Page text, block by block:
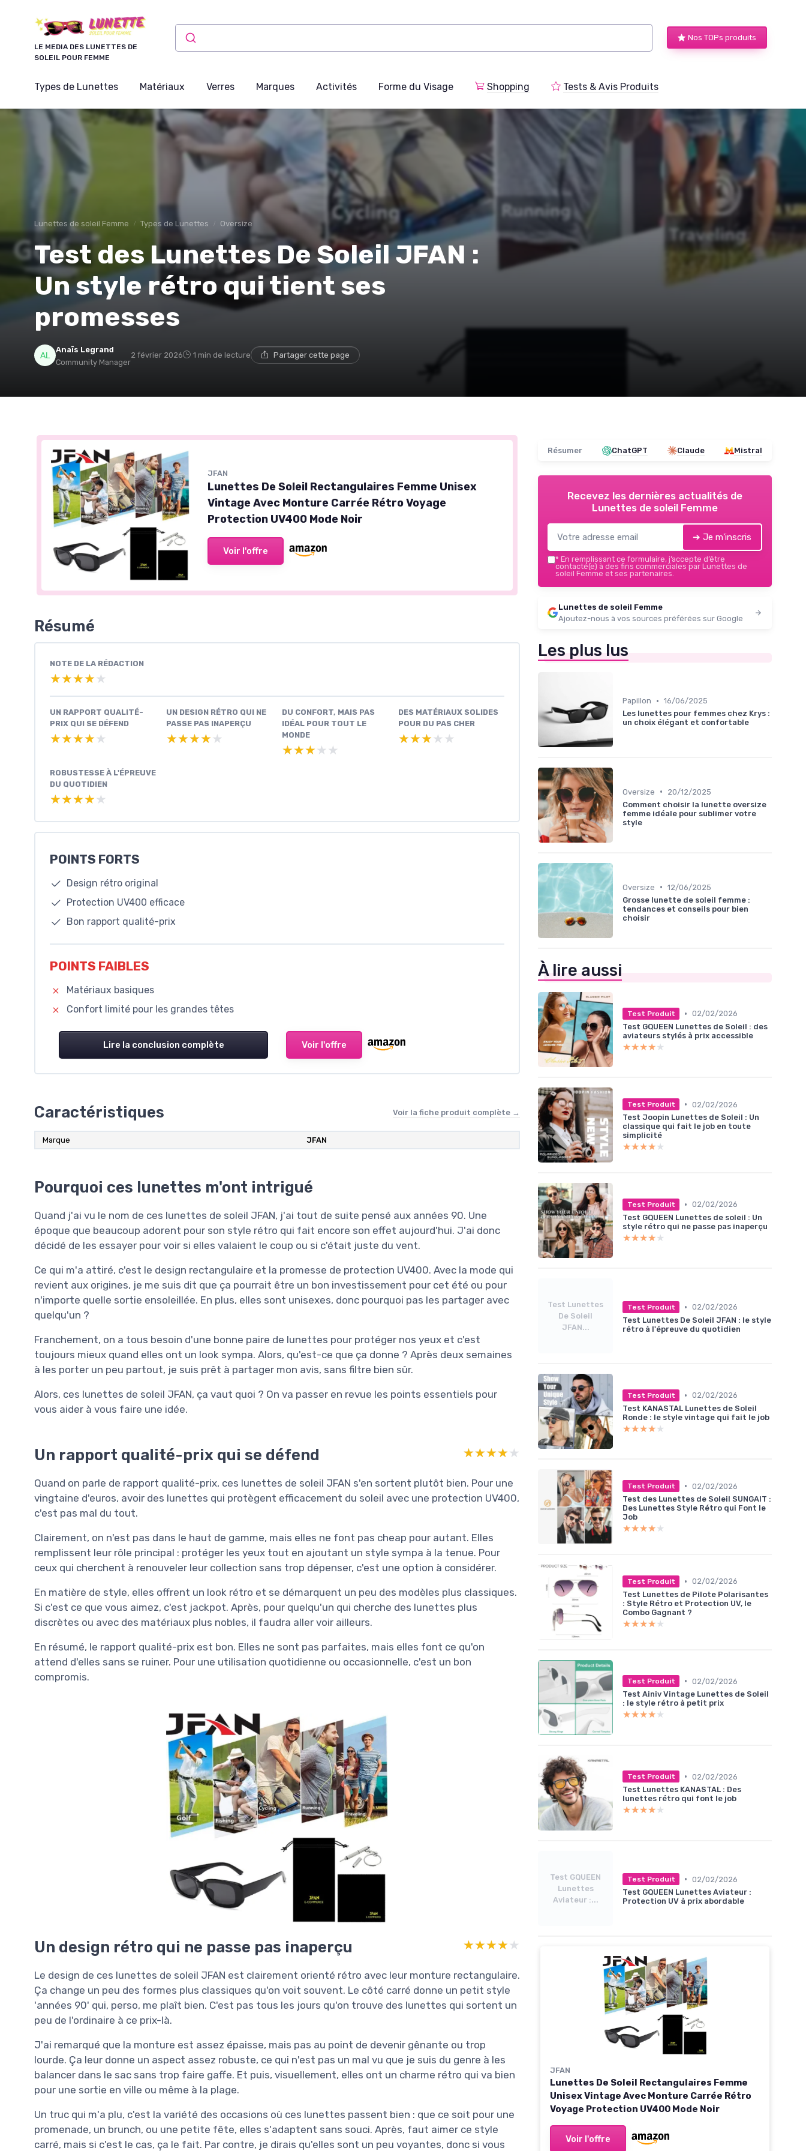
LE MEDIA DES LUNETTES DE
SOLEIL POUR FEMME
Nos TOPs produits
Types de Lunettes Matériaux Verres Marques Activités Forme du Visage Shopping Tests & Avis Produits
Lunettes de soleil Femme Types de Lunettes Oversize
Test des Lunettes De Soleil JFAN :
Un style rétro qui tient ses
promesses
Anaïs Legrand
Community Manager
2 février 2026 1 min de lecture Partager cette page
JFAN
Lunettes De Soleil Rectangulaires Femme Unisex
Vintage Avec Monture Carrée Rétro Voyage
Protection UV400 Mode Noir
Voir l'offre
Résumé
NOTE DE LA RÉDACTION
★★★★★
★★★★★
UN RAPPORT QUALITÉ-
PRIX QUI SE DÉFEND
★★★★★
★★★★★
UN DESIGN RÉTRO QUI NE
PASSE PAS INAPERÇU
★★★★★
★★★★★
DU CONFORT, MAIS PAS
IDÉAL POUR TOUT LE
MONDE
★★★★★
★★★★★
DES MATÉRIAUX SOLIDES
POUR DU PAS CHER
★★★★★
★★★★★
ROBUSTESSE À L'ÉPREUVE
DU QUOTIDIEN
★★★★★
★★★★★
POINTS FORTS
Design rétro original
Protection UV400 efficace
Bon rapport qualité-prix
POINTS FAIBLES
Matériaux basiques
Confort limité pour les grandes têtes
Lire la conclusion complète Voir l'offre
Caractéristiques Voir la fiche produit complète →
Marque JFAN
Pourquoi ces lunettes m'ont intrigué
Quand j'ai vu le nom de ces lunettes de soleil JFAN, j'ai tout de suite pensé aux années 90. Une
époque que beaucoup adorent pour son style rétro qui fait encore son effet aujourd'hui. J'ai donc
décidé de les essayer pour voir si elles valaient le coup ou si c'était juste du vent.
Ce qui m'a attiré, c'est le design rectangulaire et la promesse de protection UV400. Avec la mode qui
revient aux origines, je me suis dit que ça pourrait être un bon investissement pour cet été ou pour
n'importe quelle sortie ensoleillée. En plus, elles sont unisexes, donc pourquoi pas les partager avec
quelqu'un ?
Franchement, on a tous besoin d'une bonne paire de lunettes pour protéger nos yeux et c'est
toujours mieux quand elles ont un look sympa. Alors, qu'est-ce que ça donne ? Après deux semaines
à les porter un peu partout, je suis prêt à partager mon avis, sans filtre bien sûr.
Alors, ces lunettes de soleil JFAN, ça vaut quoi ? On va passer en revue les points essentiels pour
vous aider à vous faire une idée.
Un rapport qualité-prix qui se défend ★★★★★
★★★★★
Quand on parle de rapport qualité-prix, ces lunettes de soleil JFAN s'en sortent plutôt bien. Pour une
vingtaine d'euros, avoir des lunettes qui protègent efficacement du soleil avec une protection UV400,
c'est pas mal du tout.
Clairement, on n'est pas dans le haut de gamme, mais elles ne font pas cheap pour autant. Elles
remplissent leur rôle principal : protéger les yeux tout en ajoutant un style sympa à la tenue. Pour
ceux qui cherchent à renouveler leur collection sans trop dépenser, c'est une option à considérer.
En matière de style, elles offrent un look rétro et se démarquent un peu des modèles plus classiques.
Si c'est ce que vous aimez, c'est jackpot. Après, pour quelqu'un qui cherche des lunettes plus
discrètes ou avec des matériaux plus nobles, il faudra aller voir ailleurs.
En résumé, le rapport qualité-prix est bon. Elles ne sont pas parfaites, mais elles font ce qu'on
attend d'elles sans se ruiner. Pour une utilisation quotidienne ou occasionnelle, c'est un bon
compromis.
Un design rétro qui ne passe pas inaperçu ★★★★★
★★★★★
Le design de ces lunettes de soleil JFAN est clairement orienté rétro avec leur monture rectangulaire.
Ça change un peu des formes plus classiques qu'on voit souvent. Le côté carré donne un petit style
'années 90' qui, perso, me plaît bien. C'est pas tous les jours qu'on trouve des lunettes qui sortent un
peu de l'ordinaire à ce prix-là.
J'ai remarqué que la monture est assez épaisse, mais pas au point de devenir gênante ou trop
lourde. Ça leur donne un aspect assez robuste, ce qui n'est pas un mal vu que je suis du genre à les
balancer dans le sac sans trop faire gaffe. Et puis, visuellement, elles ont un charme rétro qui va bien
pour une sortie en ville ou même à la plage.
Un truc qui m'a plu, c'est la variété des occasions où ces lunettes passent bien : que ce soit pour une
promenade, un brunch, ou une petite fête, elles s'adaptent sans souci. Après, faut aimer ce style
carré, mais si c'est le cas, ça le fait. Par contre, je dirais qu'elles sont un peu voyantes, donc si vous
Résumer ChatGPT Claude Mistral
Recevez les dernières actualités de
Lunettes de soleil Femme
➔ Je m'inscris
* En remplissant ce formulaire, j’accepte d’être
contacté(e) à des fins commerciales par Lunettes de
soleil Femme et ses partenaires.
Lunettes de soleil Femme
Ajoutez-nous à vos sources préférées sur Google
Les plus lus
Papillon • 16/06/2025
Les lunettes pour femmes chez Krys :
un choix élégant et confortable
Oversize •
20/12/2025
Comment choisir la lunette oversize
femme idéale pour sublimer votre
style
Oversize • 12/06/2025
Grosse lunette de soleil femme :
tendances et conseils pour bien
choisir
À lire aussi
Test Produit • 02/02/2026
Test GQUEEN Lunettes de Soleil : des
aviateurs stylés à prix accessible
★★★★★
★★★★★
Test Produit • 02/02/2026
Test Joopin Lunettes de Soleil : Un
classique qui fait le job en toute
simplicité
★★★★★
★★★★★
Test Produit • 02/02/2026
Test GQUEEN Lunettes de soleil : Un
style rétro qui ne passe pas inaperçu
★★★★★
★★★★★
Test Lunettes
De Soleil
JFAN...
Test Produit • 02/02/2026
Test Lunettes De Soleil JFAN : le style
rétro à l'épreuve du quotidien
Test Produit • 02/02/2026
Test KANASTAL Lunettes de Soleil
Ronde : le style vintage qui fait le job
★★★★★
★★★★★
Test Produit • 02/02/2026
Test des Lunettes de Soleil SUNGAIT :
Des Lunettes Style Rétro qui Font le
Job
★★★★★
★★★★★
Test Produit • 02/02/2026
Test Lunettes de Pilote Polarisantes
: Style Rétro et Protection UV, le
Combo Gagnant ?
★★★★★
★★★★★
Test Produit • 02/02/2026
Test Ainiv Vintage Lunettes de Soleil
: le style rétro à petit prix
★★★★★
★★★★★
Test Produit • 02/02/2026
Test Lunettes KANASTAL : Des
lunettes rétro qui font le job
★★★★★
★★★★★
Test GQUEEN
Lunettes
Aviateur :...
Test Produit • 02/02/2026
Test GQUEEN Lunettes Aviateur :
Protection UV à prix abordable
JFAN
Lunettes De Soleil Rectangulaires Femme
Unisex Vintage Avec Monture Carrée Rétro
Voyage Protection UV400 Mode Noir
Voir l'offre